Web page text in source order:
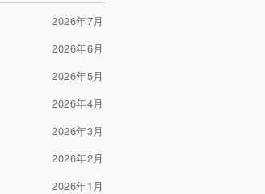
2026年7月
2026年6月
2026年5月
2026年4月
2026年3月
2026年2月
2026年1月